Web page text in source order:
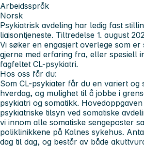
Arbeidsspråk
Norsk
Psykiatrisk avdeling har ledig fast
liaisontjeneste. Tiltredelse 1. august
Vi søker en engasjert overlege som er
gjerne med erfaring fra, eller spesiell
fagfeltet CL-psykiatri.
Hos oss får du:
Som CL-psykiater får du en variert og
hverdag, og mulighet til å jobbe i
psykiatri og somatikk.
psykiatriske tilsyn ved somatiske
vi innom alle somatiske sengeposter
poliklinikkene på Kalnes sykehus.
dag til dag, og består av både